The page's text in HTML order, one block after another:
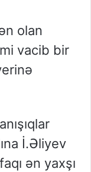
olan
vacib bir
İ.Əliyev
ən yaxşı